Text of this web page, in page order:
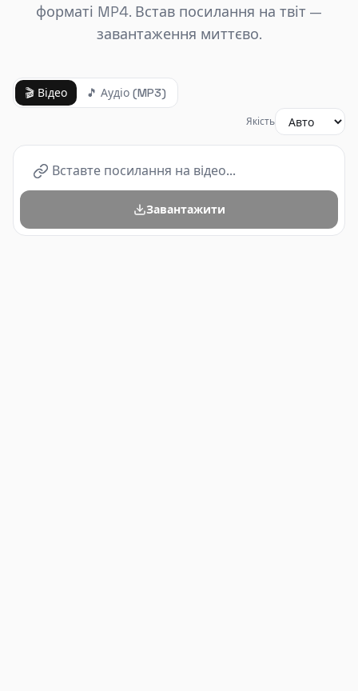
форматі MP4. Встав посилання на твіт —
завантаження миттєво.
🎬 Відео 🎵 Аудіо (MP3)
Якість
Завантажити